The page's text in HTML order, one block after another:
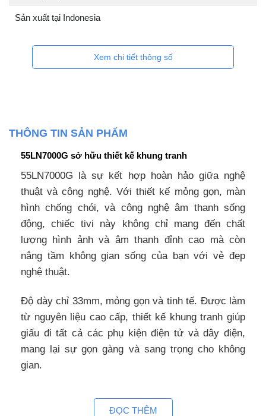
Sản xuất tại Indonesia
Xem chi tiết thông số
THÔNG TIN SẢN PHẨM
55LN7000G sở hữu thiết kế khung tranh
55LN7000G là sự kết hợp hoàn hảo giữa nghệ
thuật và công nghệ. Với thiết kế mỏng gọn, màn
hình chống chói, và công nghệ âm thanh sống
động, chiếc tivi này không chỉ mang đến chất
lượng hình ảnh và âm thanh đỉnh cao mà còn
nâng tầm không gian sống của bạn với vẻ đẹp
nghệ thuật.
Độ dày chỉ 33mm, mỏng gọn và tinh tế. Được làm
từ nguyên liệu cao cấp, thiết kế khung tranh giúp
giấu đi tất cả các phụ kiện điện tử và dây điện,
mang lại sự gọn gàng và sang trọng cho không
gian.
Màn Hình QLED+ Chống Chói
ĐỌC THÊM